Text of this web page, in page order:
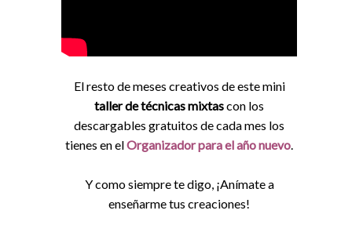
El resto de meses creativos de este mini
taller de técnicas mixtascon los
descargables gratuitos de cada mes los
tienes en elOrganizador para el año nuevo.
Y como siempre te digo, ¡Anímate a
enseñarme tus creaciones!